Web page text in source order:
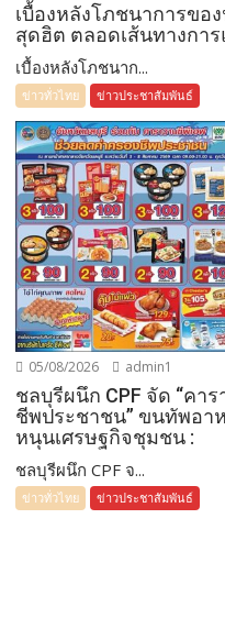
เบื้องหลังโภชนาการขอ
สุดฮิต ตลอดเส้นทางการ
เบื้องหลังโภชนาก...
ข่าวทั่วไทย ข่าวประชาสัมพันธ์
05/08/2026 admin1
ชลบุรีผนึก CPF จัด “คา
ชีพประชาชน” ขนทัพอา
หนุนเศรษฐกิจชุมชน :
ชลบุรีผนึก CPF จ...
ข่าวทั่วไทย ข่าวประชาสัมพันธ์